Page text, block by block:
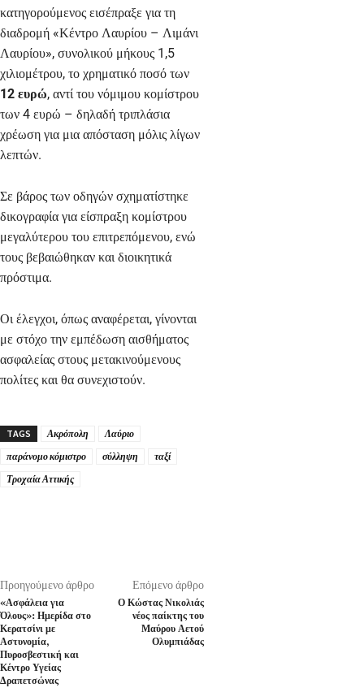
κατηγορούμενος εισέπραξε για τη
διαδρομή «Κέντρο Λαυρίου – Λιμάνι
Λαυρίου», συνολικού μήκους 1,5
χιλιομέτρου, το χρηματικό ποσό των
12 ευρώ, αντί του νόμιμου κομίστρου
των 4 ευρώ – δηλαδή τριπλάσια
χρέωση για μια απόσταση μόλις λίγων
λεπτών.
Σε βάρος των οδηγών σχηματίστηκε
δικογραφία για είσπραξη κομίστρου
μεγαλύτερου του επιτρεπόμενου, ενώ
τους βεβαιώθηκαν και διοικητικά
πρόστιμα.
Οι έλεγχοι, όπως αναφέρεται, γίνονται
με στόχο την εμπέδωση αισθήματος
ασφαλείας στους μετακινούμενους
πολίτες και θα συνεχιστούν.
TAGS Ακρόπολη
Λαύριο
παράνομο κόμιστρο
σύλληψη
ταξί
Τροχαία Αττικής
Προηγούμενο άρθρο
«Ασφάλεια για
Όλους»: Ημερίδα στο
Κερατσίνι με
Αστυνομία,
Πυροσβεστική και
Κέντρο Υγείας
Δραπετσώνας
Επόμενο άρθρο
Ο Κώστας Νικολιάς
νέος παίκτης του
Μαύρου Αετού
Ολυμπιάδας